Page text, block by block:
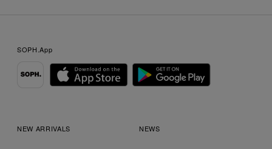
SOPH.App
NEW ARRIVALS NEWS